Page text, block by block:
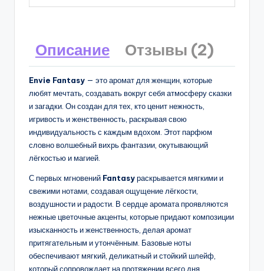
Описание Отзывы (2)
Envie Fantasy — это аромат для женщин, которые
любят мечтать, создавать вокруг себя атмосферу сказки
и загадки. Он создан для тех, кто ценит нежность,
игривость и женственность, раскрывая свою
индивидуальность с каждым вдохом. Этот парфюм
словно волшебный вихрь фантазии, окутывающий
лёгкостью и магией.
С первых мгновений Fantasyраскрывается мягкими и
свежими нотами, создавая ощущение лёгкости,
воздушности и радости. В сердце аромата проявляются
нежные цветочные акценты, которые придают композиции
изысканность и женственность, делая аромат
притягательным и утончённым. Базовые ноты
обеспечивают мягкий, деликатный и стойкий шлейф,
который сопровождает на протяжении всего дня,